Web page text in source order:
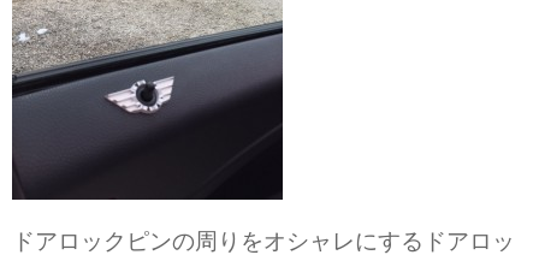
ドアロックピンの周りをオシャレにするドアロッ